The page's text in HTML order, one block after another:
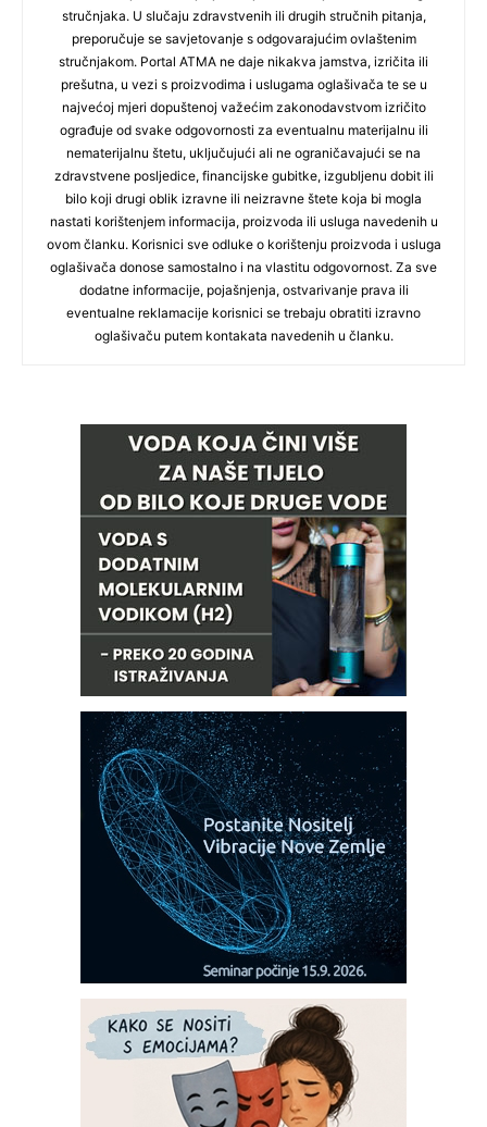
stručnjaka. U slučaju zdravstvenih ili drugih stručnih pitanja,
preporučuje se savjetovanje s odgovarajućim ovlaštenim
stručnjakom. Portal ATMA ne daje nikakva jamstva, izričita ili
prešutna, u vezi s proizvodima i uslugama oglašivača te se u
najvećoj mjeri dopuštenoj važećim zakonodavstvom izričito
ograđuje od svake odgovornosti za eventualnu materijalnu ili
nematerijalnu štetu, uključujući ali ne ograničavajući se na
zdravstvene posljedice, financijske gubitke, izgubljenu dobit ili
bilo koji drugi oblik izravne ili neizravne štete koja bi mogla
nastati korištenjem informacija, proizvoda ili usluga navedenih u
ovom članku. Korisnici sve odluke o korištenju proizvoda i usluga
oglašivača donose samostalno i na vlastitu odgovornost. Za sve
dodatne informacije, pojašnjenja, ostvarivanje prava ili
eventualne reklamacije korisnici se trebaju obratiti izravno
oglašivaču putem kontakata navedenih u članku.